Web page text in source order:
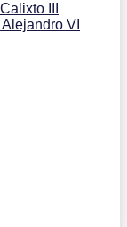
III
VI